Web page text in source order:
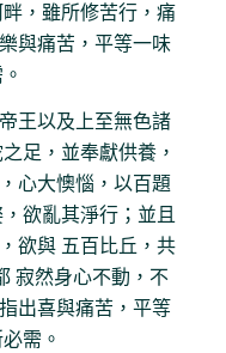
，雖所修苦行，痛
與痛苦，平等一味
王以及上至無色諸
足，並奉獻供養，
心大懊惱，以百題
欲亂其淨行；並且
欲與 五百比丘，共
寂然身心不動，不
出喜與痛苦，平等
需。